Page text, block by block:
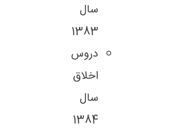
سال
1383
دروس
اخلاق
سال
1384